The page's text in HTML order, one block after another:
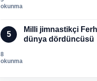
okunma
5
Milli jimnastikçi
dünya dördüncüsü
8
okunma